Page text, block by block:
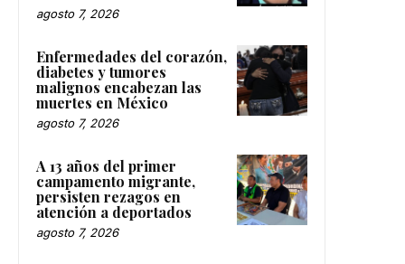
agosto 7, 2026
Enfermedades del corazón,
diabetes y tumores
malignos encabezan las
muertes en México
agosto 7, 2026
A 13 años del primer
campamento migrante,
persisten rezagos en
atención a deportados
agosto 7, 2026